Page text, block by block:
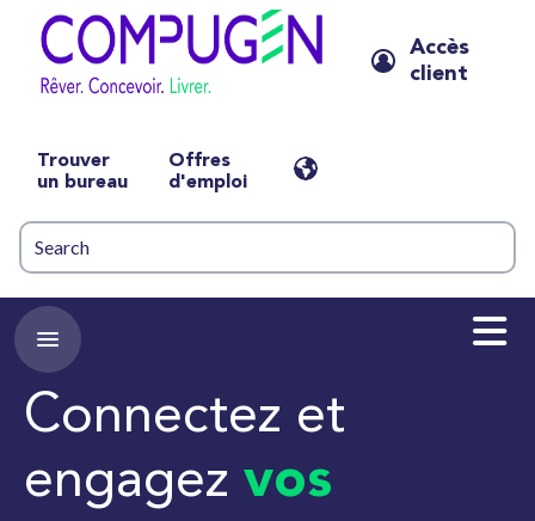
Accès
client
Trouver
un bureau
Offres
d'emploi
Connectez et
engagez vos